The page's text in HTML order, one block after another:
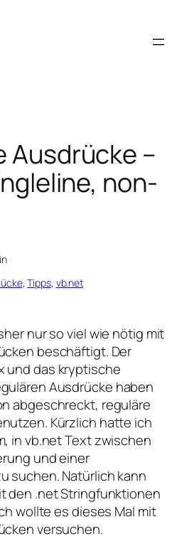
Ausdrücke –
non-
in
, Tipps, vb.net
nur so viel wie nötig mit
beschäftigt. Der
und das kryptische
Ausdrücke haben
abgeschreckt, reguläre
Kürzlich hatte ich
in vb.net Text zwischen
und einer
suchen. Natürlich kann
den .net Stringfunktionen
wollte es dieses Mal mit
versuchen.